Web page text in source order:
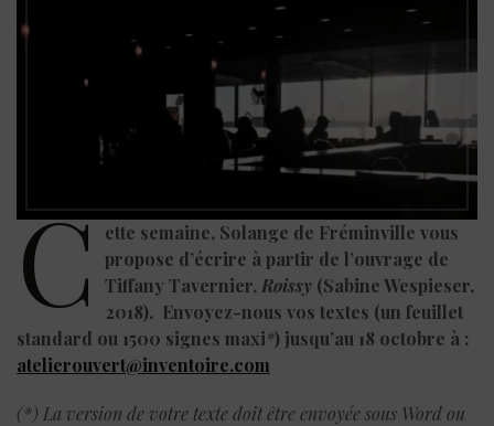
C ette semaine, Solange de Fréminville vous
propose d’écrire à partir de l’ouvrage de
Tiffany Tavernier, Roissy (Sabine Wespieser,
2018). Envoyez-nous vos textes (un feuillet
standard ou 1500 signes maxi*) jusqu’au 18 octobre à :
atelierouvert@inventoire.com
(*) La version de votre texte doit être envoyée sous Word ou